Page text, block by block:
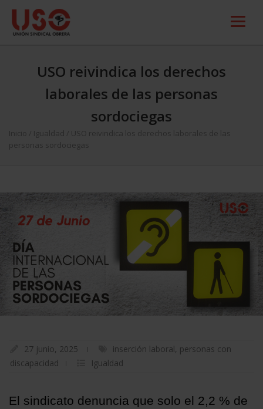
USO reivindica los derechos
laborales de las personas
sordociegas
Inicio Igualdad
USO reivindica los derechos laborales de las
personas sordociegas
27 junio, 2025 inserción laboral, personas con
discapacidad
Igualdad
El sindicato denuncia que solo el 2,2 % de